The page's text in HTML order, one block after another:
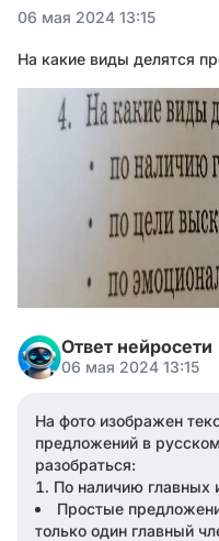
06 мая 2024 13:15
На какие виды делятся
Ответ нейросети
06 мая 2024 13:15
На фото изображен
предложений в
разобраться:
По наличию главных
Простые
только один главный